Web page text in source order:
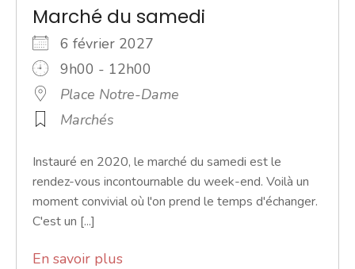
Marché du samedi
6 février 2027
9h00 - 12h00
Place Notre-Dame
Marchés
Instauré en 2020, le marché du samedi est le
rendez-vous incontournable du week-end. Voilà un
moment convivial où l'on prend le temps d'échanger.
C'est un [...]
En savoir plus